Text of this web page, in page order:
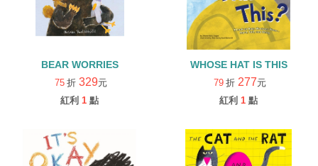
BEAR WORRIES
75 折 329元
紅利 1 點
WHOSE HAT IS THIS
79 折 277元
紅利 1 點